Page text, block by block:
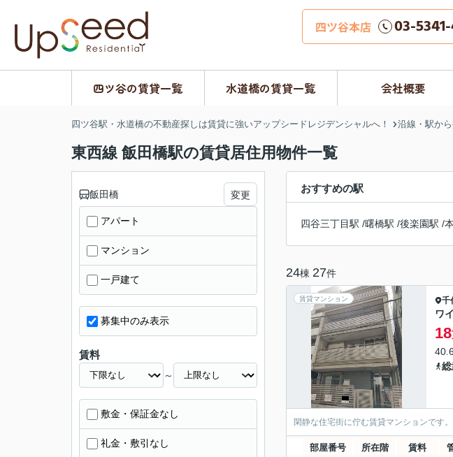
四ツ谷本店 03-
四ツ谷の賃貸一覧 水道橋の賃貸一覧 会社概要
四ツ谷駅・水道橋の不動産探しは賃貸に強いアップシードレジデンシャルへ！ 沿線・駅か
東西線 飯田橋駅の賃貸居住用物件一覧
おすすめの駅
四谷三丁目駅 /曙橋駅 /後楽園駅 /
24棟 27件
賃貸マンション 千
ワ
18
閑静な住宅街に佇む賃貸マンションです
部屋番号 所在階 賃料
飯田橋 変更
アパート
マンション
一戸建て
募集中のみ表示
賃料
～
敷金・保証金なし
礼金・敷引なし